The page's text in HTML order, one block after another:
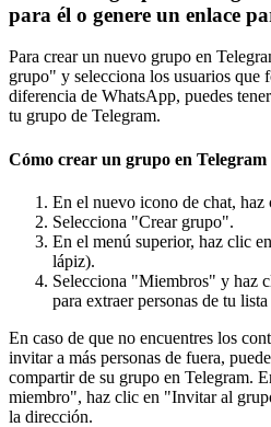
para él o genere un enlace
Para crear un nuevo grupo en
grupo" y selecciona los usuarios que
diferencia de WhatsApp, puedes
tu grupo de Telegram.
Cómo crear un grupo en Telegram
En el nuevo icono de chat,
Selecciona "Crear grupo".
En el menú superior, haz clic
lápiz).
Selecciona "Miembros" y haz
para extraer personas de tu
En caso de que no encuentres los
invitar a más personas de fuera,
compartir de su grupo en Telegram.
miembro", haz clic en "Invitar al
la dirección.